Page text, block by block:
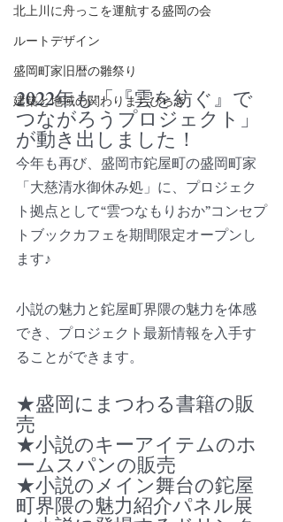
北上川に舟っこを運航する盛岡の会
ルートデザイン
盛岡町家旧暦の雛祭り
建築と地域の関わりまちびらき
2022年も「『雲を紡ぐ』で
つながろうプロジェクト」
が動き出しました！
今年も再び、盛岡市鉈屋町の盛岡町家
「大慈清水御休み処」に、プロジェク
ト拠点として“雲つなもりおか”コンセプ
トブックカフェを期間限定オープンし
ます♪
小説の魅力と鉈屋町界隈の魅力を体感
でき、プロジェクト最新情報を入手す
ることができます。
★盛岡にまつわる書籍の販
売
★小説のキーアイテムのホ
ームスパンの販売
★小説のメイン舞台の鉈屋
町界隈の魅力紹介パネル展